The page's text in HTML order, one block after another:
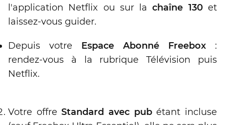
l'application Netflix ou sur lachaîne 130et
laissez-vous guider.
Depuis votre Espace Abonné Freebox :
rendez-vous à la rubrique Télévision puis
Netflix.
Votre offreStandard avec pubétant incluse